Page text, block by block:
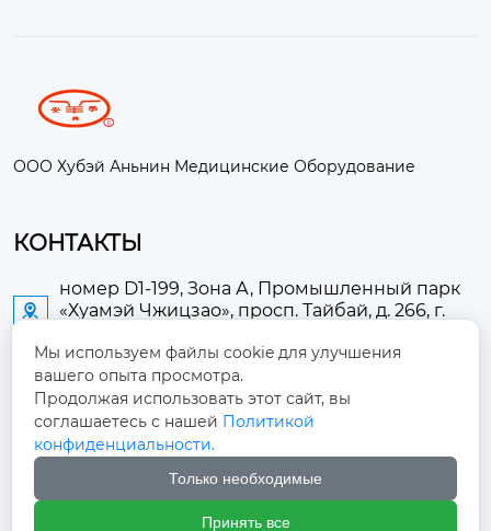
ООО Хубэй Аньнин Медицинские Оборудование
КОНТАКТЫ

номер D1-199, Зона А, Промышленный парк
«Хуамэй Чжицзао», просп. Тайбай, д. 266, г.
 2673889948@qq.com
+86-13705274289
+86-19084124289
Мы используем файлы cookie для улучшения
вашего опыта просмотра.
Продолжая использовать этот сайт, вы
соглашаетесь с нашей Политикой
конфиденциальности.
Только необходимые
Принять все